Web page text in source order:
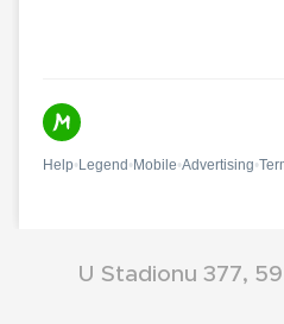
U Stadionu 377,